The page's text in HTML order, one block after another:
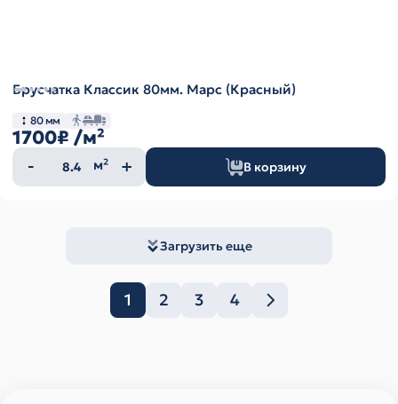
Брусчатка Классик 80мм. Марс (Красный)
80 мм
1700₽ /м²
Количество
товара
м² В корзину
Загрузить еще
1 2 3 4